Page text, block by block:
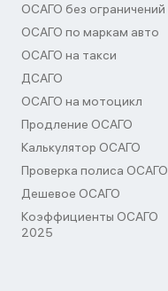
ОСАГО без ограничений
ОСАГО по маркам авто
ОСАГО на такси
ДСАГО
ОСАГО на мотоцикл
Продление ОСАГО
Калькулятор ОСАГО
Проверка полиса ОСАГО
Дешевое ОСАГО
Коэффициенты ОСАГО
2025